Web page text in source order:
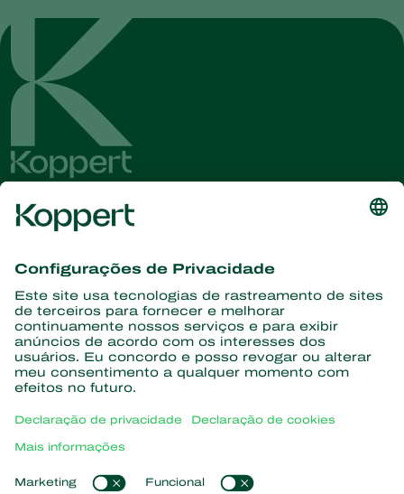
informações
Assine aqui
Parceiros com a natureza
Vespas Parasitoides
Nematoides benéficos
Sobre a Koppert
Centro de informações
Links de Interesse